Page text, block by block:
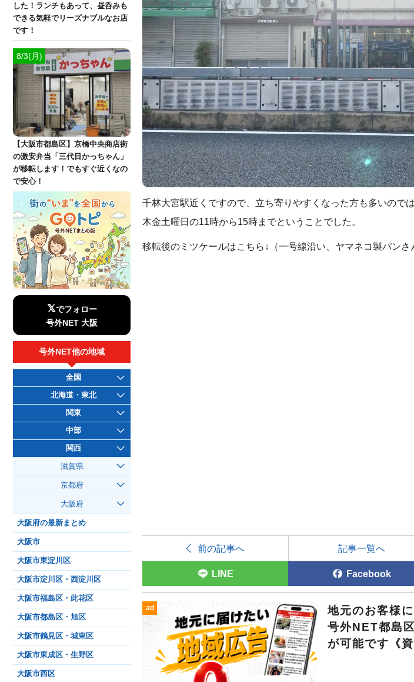
千林大宮駅近くですので、立ち寄りやすくなった方も多いので
木金土曜日の11時から15時までということでした。
移転後のミツケールはこちら↓（一号線沿い、ヤマネコ製パンさ
前の記事へ 記事一覧へ
LINE Facebook
ad
地元のお客様
号外NET都島
が可能です《
した！ランチもあって、昼呑みも
できる気軽でリーズナブルなお店
です！
8/3(月)
【大阪市都島区】京橋中央商店街
の激安弁当「三代目かっちゃん」
が移転します！でもすぐ近くなの
で安心！
𝕏でフォロー
号外NET 大阪
号外NET他の地域
全国
北海道・東北
関東
中部
関西
滋賀県
京都府
大阪府
大阪府の最新まとめ
大阪市
大阪市東淀川区
大阪市淀川区・西淀川区
大阪市福島区・此花区
大阪市都島区・旭区
大阪市鶴見区・城東区
大阪市東成区・生野区
大阪市西区